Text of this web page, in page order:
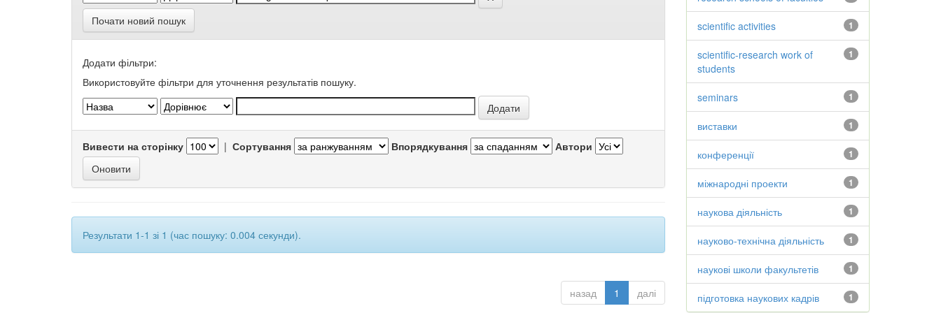
Почати новий пошук
Додати фільтри:
Використовуйте фільтри для уточнення результатів пошуку.
Вивести на сторінку | Сортування Впорядкування Автори
Результати 1-1 зі 1 (час пошуку: 0.004 секунди).
назад 1 далі
1
scientific activities
1
scientific-research work of
students
1
seminars
1
виставки
1
конференції
1
міжнародні проекти
1
наукова діяльність
1
науково-технічна діяльність
1
наукові школи факультетів
1
підготовка наукових кадрів